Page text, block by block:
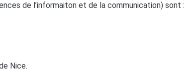
de l’informaiton et de la communication) sont :
Nice.